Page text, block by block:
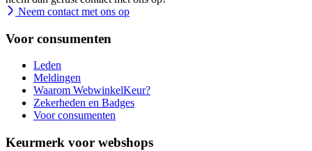
Neem contact met ons op
Voor consumenten
Leden
Meldingen
Waarom WebwinkelKeur?
Zekerheden en Badges
Voor consumenten
Keurmerk voor webshops